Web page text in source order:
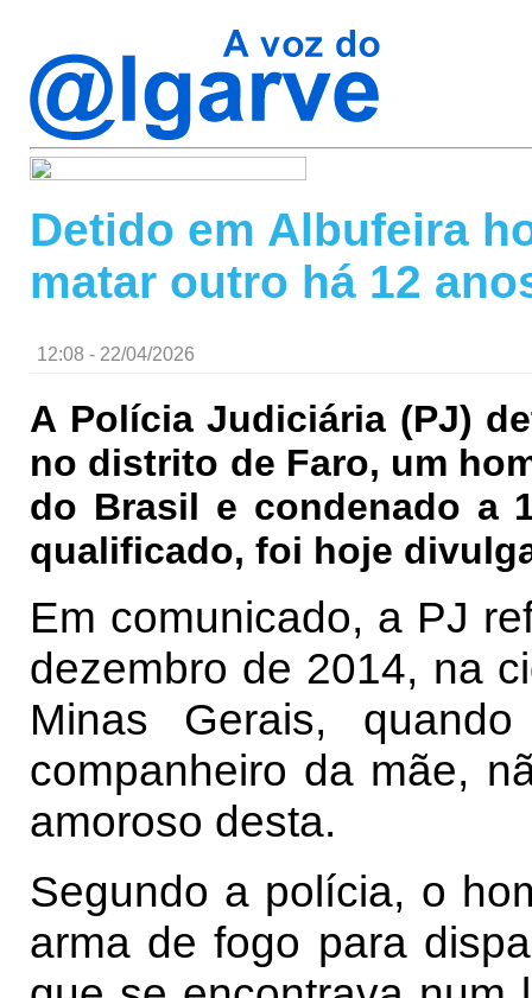
Detido em Albufeira
matar outro há 12
12:08 - 22/04/2026
A Polícia Judiciária (PJ)
no distrito de Faro, um
do Brasil e condenado a
qualificado, foi hoje
Em comunicado, a PJ
dezembro de 2014, na
Minas Gerais,
companheiro da mãe,
amoroso desta.
Segundo a polícia, o
arma de fogo para